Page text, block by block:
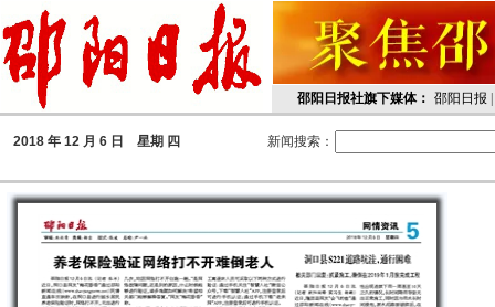
邵阳日报社旗下媒体： 邵阳日报
2018 年 12 月 6 日 星期 四 新闻搜索：